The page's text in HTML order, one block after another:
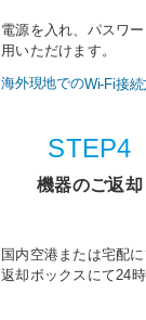
電源を入れ、パスワ
用いただけます。
海外現地でのWi-Fi接
STEP4
機器のご返却
国内空港または宅配
返却ボックスにて24